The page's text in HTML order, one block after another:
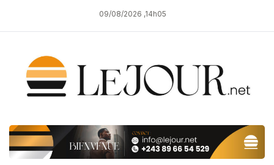
09/08/2026 ,14h05